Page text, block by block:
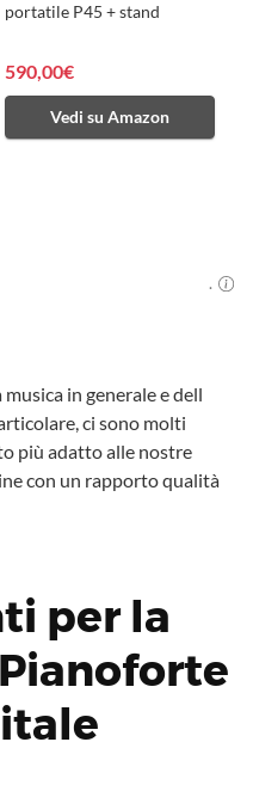
portatile P45 + stand
590,00€
Vedi su Amazon
.
in generale e dell
ci sono molti
più adatto alle nostre
con un rapporto qualità
per la